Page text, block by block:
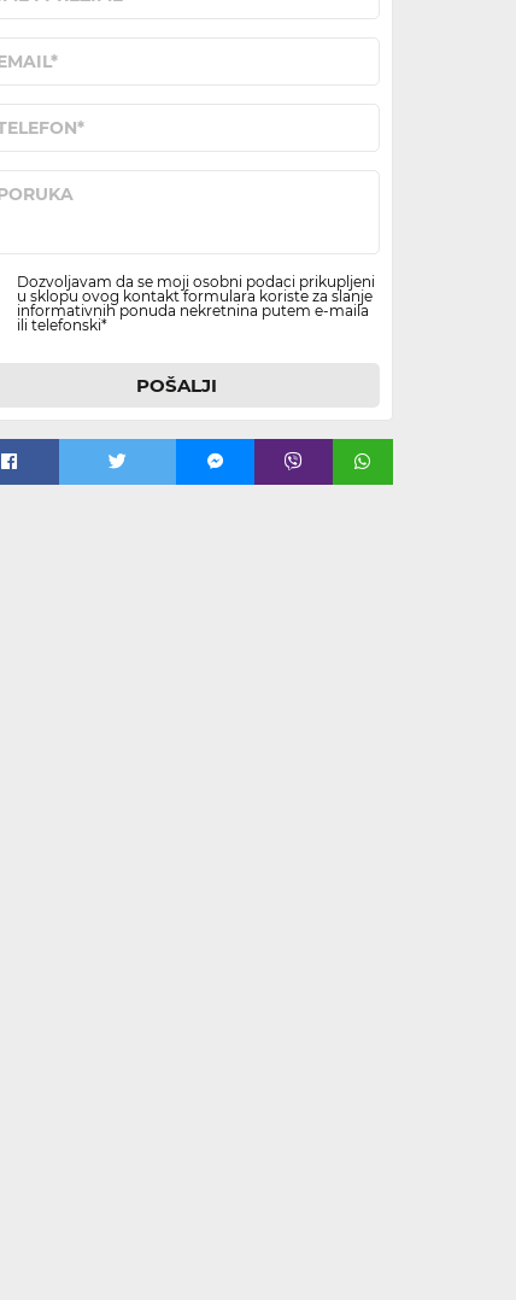
Dozvoljavam da se moji osobni podaci prikupljeni
u sklopu ovog kontakt formulara koriste za slanje
informativnih ponuda nekretnina putem e-maila
ili telefonski*
POŠALJI